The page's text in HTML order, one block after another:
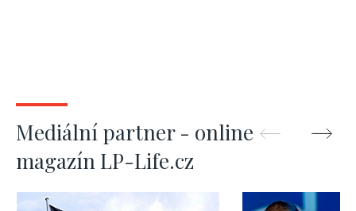
Mediální partner - online
magazín LP-Life.cz